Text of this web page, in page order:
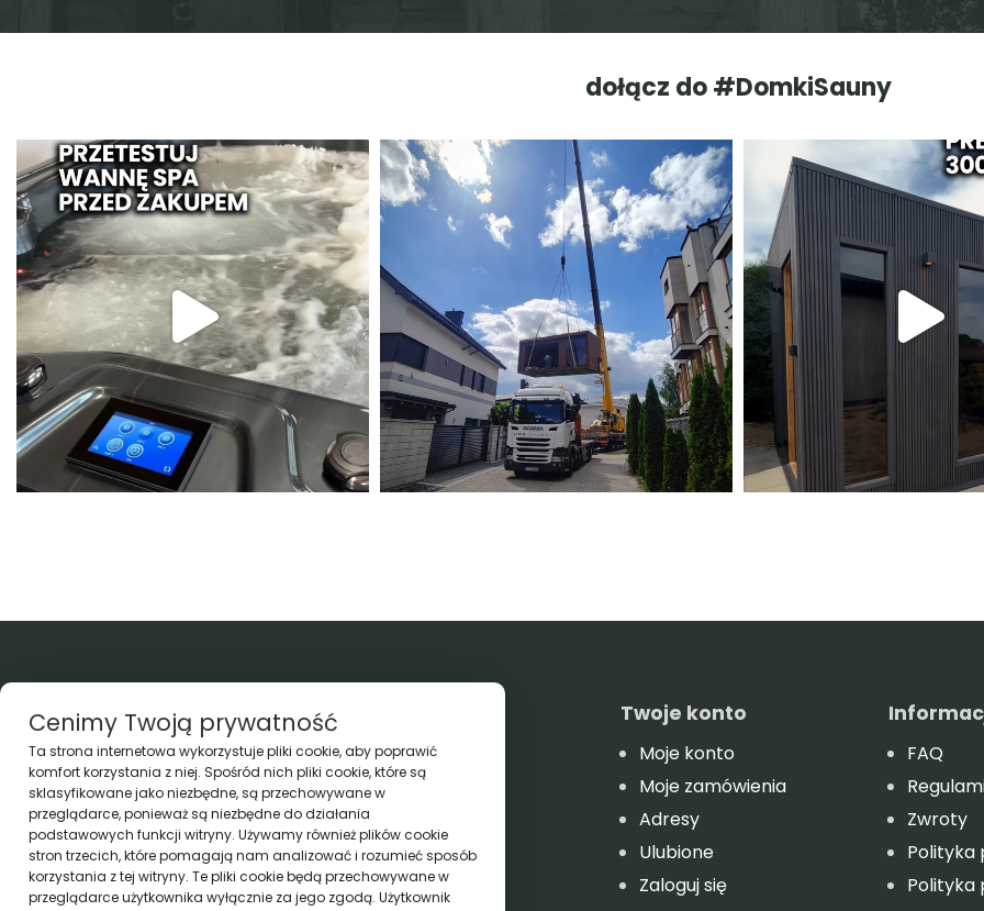
dołącz do #DomkiSauny
A&M Rzepa i Wspólnicy spółka cywilna
Szkolna 98
32-641 Przeciszów
888 768 211
600 440 266
Twoje konto
Moje konto
Moje zamówienia
Adresy
Ulubione
Zaloguj się
FAQ
Zwroty
Polityka
Polityka
Cenimy Twoją prywatność
Ta strona internetowa wykorzystuje pliki cookie, aby poprawić
komfort korzystania z niej. Spośród nich pliki cookie, które są
sklasyfikowane jako niezbędne, są przechowywane w
przeglądarce, ponieważ są niezbędne do działania
podstawowych funkcji witryny. Używamy również plików cookie
stron trzecich, które pomagają nam analizować i rozumieć sposób
korzystania z tej witryny. Te pliki cookie będą przechowywane w
przeglądarce użytkownika wyłącznie za jego zgodą. Użytkownik